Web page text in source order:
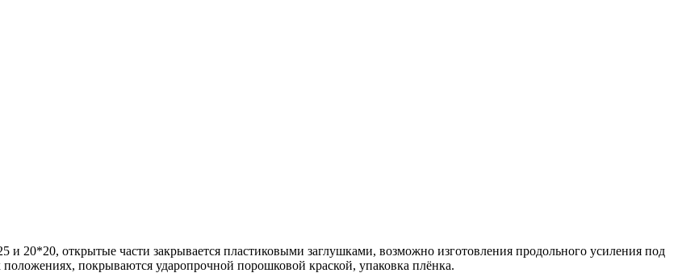
и 20*20, открытые части закрывается пластиковыми заглушками, возможно изготовления продольного усиления под
покрываются ударопрочной порошковой краской, упаковка плёнка.